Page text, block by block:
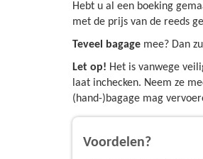
Hebt u al een boeking
met de prijs van de reeds
Teveel bagage mee? Dan
Let op! Het is vanwege
laat inchecken. Neem ze
(hand-)bagage mag
Voordelen?